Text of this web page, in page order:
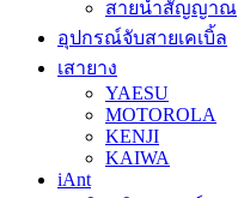
สายนำสัญญาณ
อุปกรณ์จับสายเคเบิ้ล
เสายาง
YAESU
MOTOROLA
KENJI
KAIWA
iAnt